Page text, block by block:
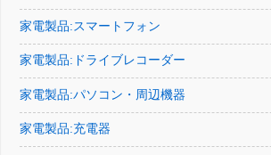
家電製品:スマートフォン
家電製品:ドライブレコーダー
家電製品:パソコン・周辺機器
家電製品:充電器